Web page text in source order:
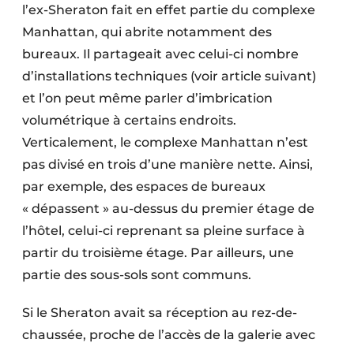
l’ex-Sheraton fait en effet partie du complexe
Manhattan, qui abrite notamment des
bureaux. Il partageait avec celui-ci nombre
d’installations techniques (voir article suivant)
et l’on peut même parler d’imbrication
volumétrique à certains endroits.
Verticalement, le complexe Manhattan n’est
pas divisé en trois d’une manière nette. Ainsi,
par exemple, des espaces de bureaux
« dépassent » au-dessus du premier étage de
l’hôtel, celui-ci reprenant sa pleine surface à
partir du troisième étage. Par ailleurs, une
partie des sous-sols sont communs.
Si le Sheraton avait sa réception au rez-de-
chaussée, proche de l’accès de la galerie avec